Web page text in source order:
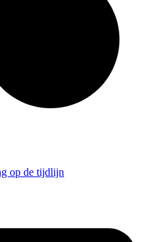
op de tijdlijn